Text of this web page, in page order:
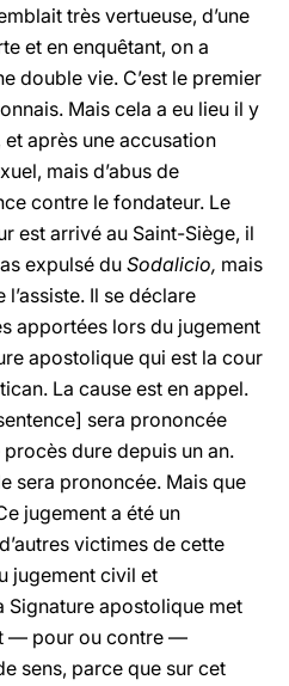
très vertueuse, d’une
et en enquêtant, on a
double vie. C’est le premier
Mais cela a eu lieu il y
après une accusation
mais d’abus de
contre le fondateur. Le
est arrivé au Saint-Siège, il
expulsé du Sodalicio, mais
Il se déclare
apportées lors du jugement
apostolique qui est la cour
La cause est en appel.
sera prononcée
procès dure depuis un an.
sera prononcée. Mais que
jugement a été un
victimes de cette
jugement civil et
Signature apostolique met
— pour ou contre —
sens, parce que sur cet